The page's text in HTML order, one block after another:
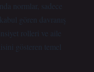
normlar, sadece
gören davranış
rolleri ve aile
gösteren temel